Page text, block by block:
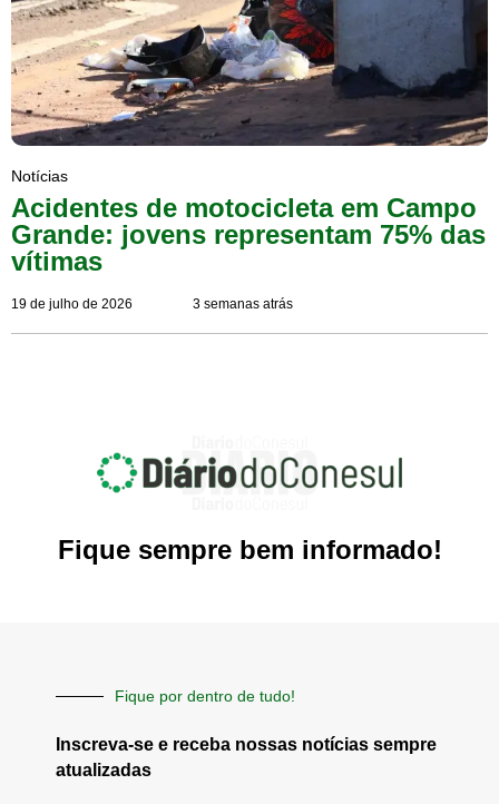
Notícias
Acidentes de motocicleta em Campo
Grande: jovens representam 75% das
vítimas
19 de julho de 2026 3 semanas atrás
Fique sempre bem informado!
Fique por dentro de tudo!
Inscreva-se e receba nossas notícias sempre
atualizadas